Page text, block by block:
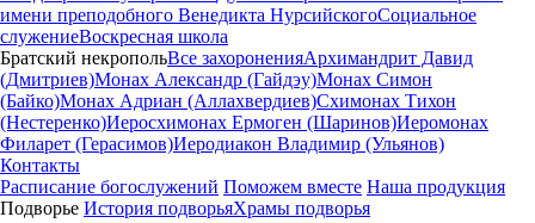
имени преподобного Венедикта НурсийскогоСоциальное
служениеВоскресная школа
Братский некропольВсе захороненияАрхимандрит Давид
(Дмитриев)Монах Александр (Гайдэу)Монах Симон
(Байко)Монах Адриан (Аллахвердиев)Схимонах Тихон
(Нестеренко)Иеросхимонах Ермоген (Шаринов)Иеромонах
Филарет (Герасимов)Иеродиакон Владимир (Ульянов)
Контакты
Расписание богослужений Поможем вместе Наша продукция
Подворье История подворьяХрамы подворья